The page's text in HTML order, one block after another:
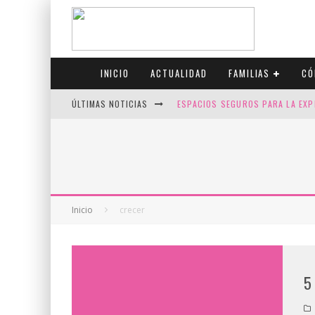
INICIO ACTUALIDAD FAMILIAS
ÚLTIMAS NOTICIAS ESPACIOS SEGUROS PARA LA
Inicio
crecer